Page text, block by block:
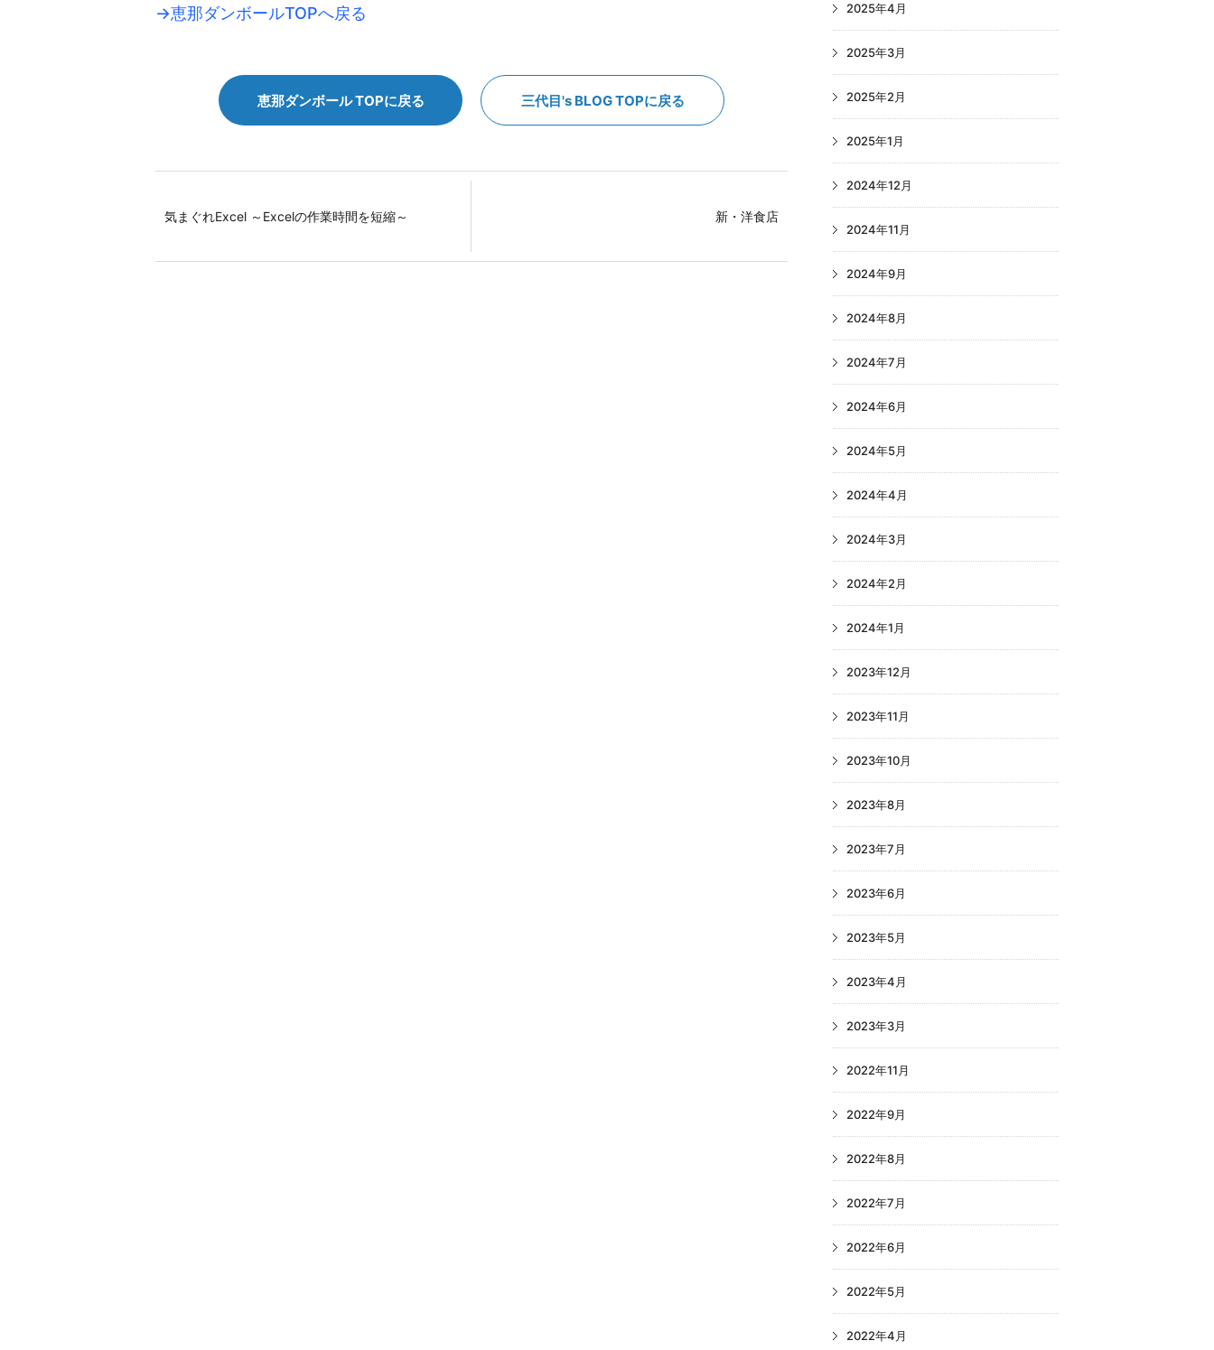
→恵那ダンボールTOPへ戻る
恵那ダンボール TOPに戻る 三代目's BLOG TOPに戻る
気まぐれExcel ～Excelの作業時間を短縮～ 新・洋食店
2025年4月
2025年3月
2025年2月
2025年1月
2024年12月
2024年11月
2024年9月
2024年8月
2024年7月
2024年6月
2024年5月
2024年4月
2024年3月
2024年2月
2024年1月
2023年12月
2023年11月
2023年10月
2023年8月
2023年7月
2023年6月
2023年5月
2023年4月
2023年3月
2022年11月
2022年9月
2022年8月
2022年7月
2022年6月
2022年5月
2022年4月